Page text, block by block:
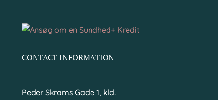
CONTACT INFORMATION
Peder Skrams Gade 1, kld.